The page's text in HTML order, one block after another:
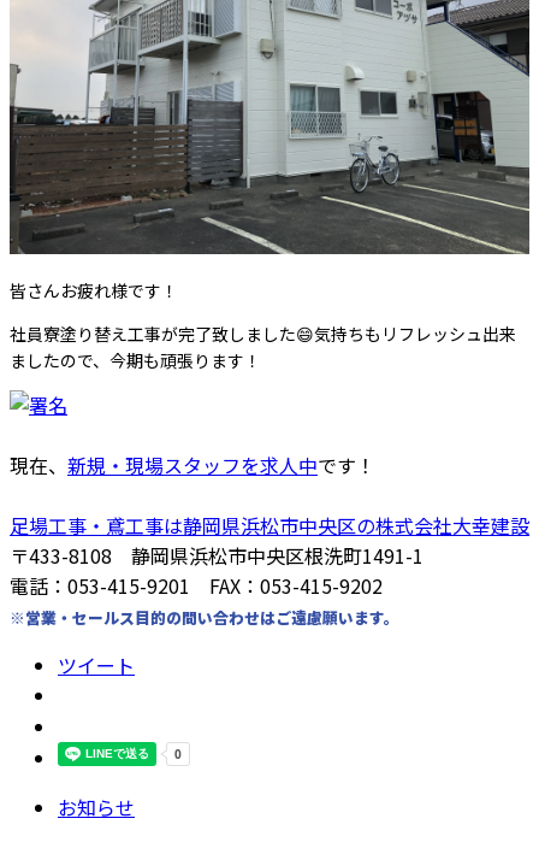
皆さんお疲れ様です！
社員寮塗り替え工事が完了致しました😄気持ちもリフレッシュ出来
ましたので、今期も頑張ります！
現在、 新規・現場スタッフを求人中です！
足場工事・鳶工事は静岡県浜松市中央区の株式会社大幸建設
〒433-8108 静岡県浜松市中央区根洗町1491-1
電話：053-415-9201 FAX：053-415-9202
※営業・セールス目的の問い合わせはご遠慮願います。
ツイート
お知らせ